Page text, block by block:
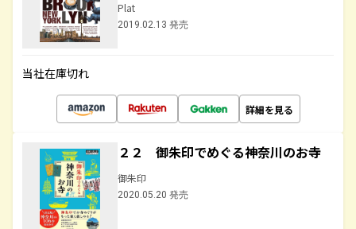
Plat
2019.02.13 発売
当社在庫切れ
詳細を見る
２２ 御朱印でめぐる神奈川のお寺
御朱印
2020.05.20 発売